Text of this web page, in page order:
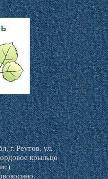
г. Реутов, ул.
крыльцо